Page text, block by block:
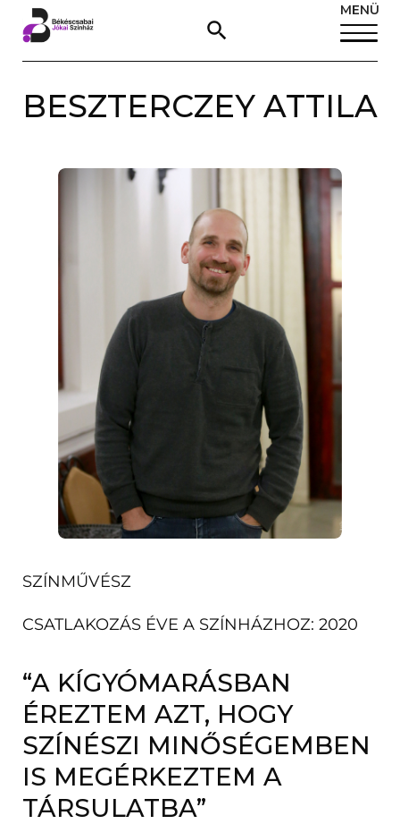
MENÜ
BESZTERCZEY ATTILA
SZÍNMŰVÉSZ
CSATLAKOZÁS ÉVE A SZÍNHÁZHOZ: 2020
“A KÍGYÓMARÁSBAN
ÉREZTEM AZT, HOGY
SZÍNÉSZI MINŐSÉGEMBEN
IS MEGÉRKEZTEM A
TÁRSULATBA”